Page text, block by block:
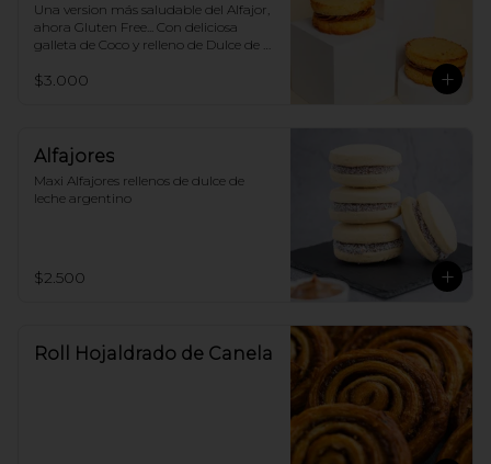
Una version más saludable del Alfajor,
ahora Gluten Free... Con deliciosa
galleta de Coco y relleno de Dulce de
$3.000
Alfajores
Maxi Alfajores rellenos de dulce de
leche argentino
$2.500
Roll Hojaldrado de Canela